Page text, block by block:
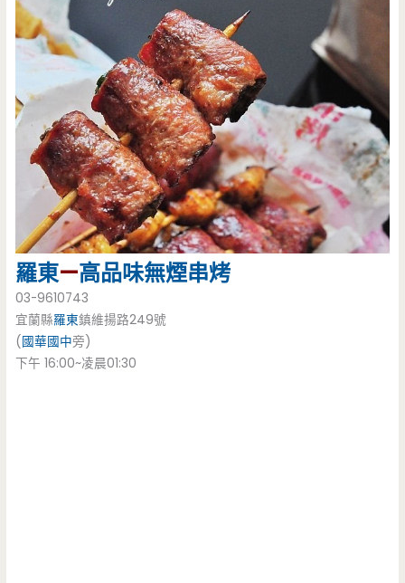
羅東—高品味無煙串烤
03-9610743
宜蘭縣羅東鎮維揚路249號
(國華國中旁)
下午 16:00~凌晨01:30